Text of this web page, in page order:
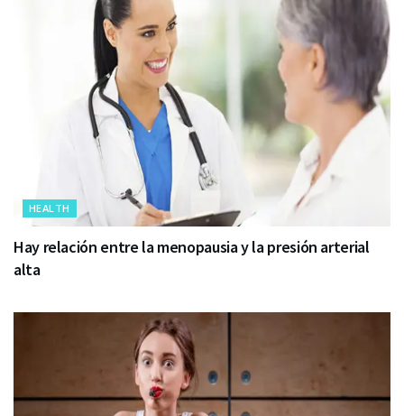
HEALTH
Hay relación entre la menopausia y la presión arterial
alta